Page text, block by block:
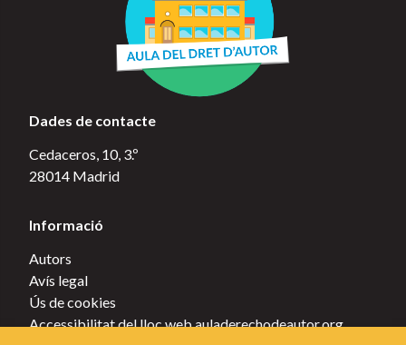
Dades de contacte
Cedaceros, 10, 3.º
28014 Madrid
Informació
Autors
Avís legal
Ús de cookies
Accessibilitat del lloc web auladerechodeautor.org